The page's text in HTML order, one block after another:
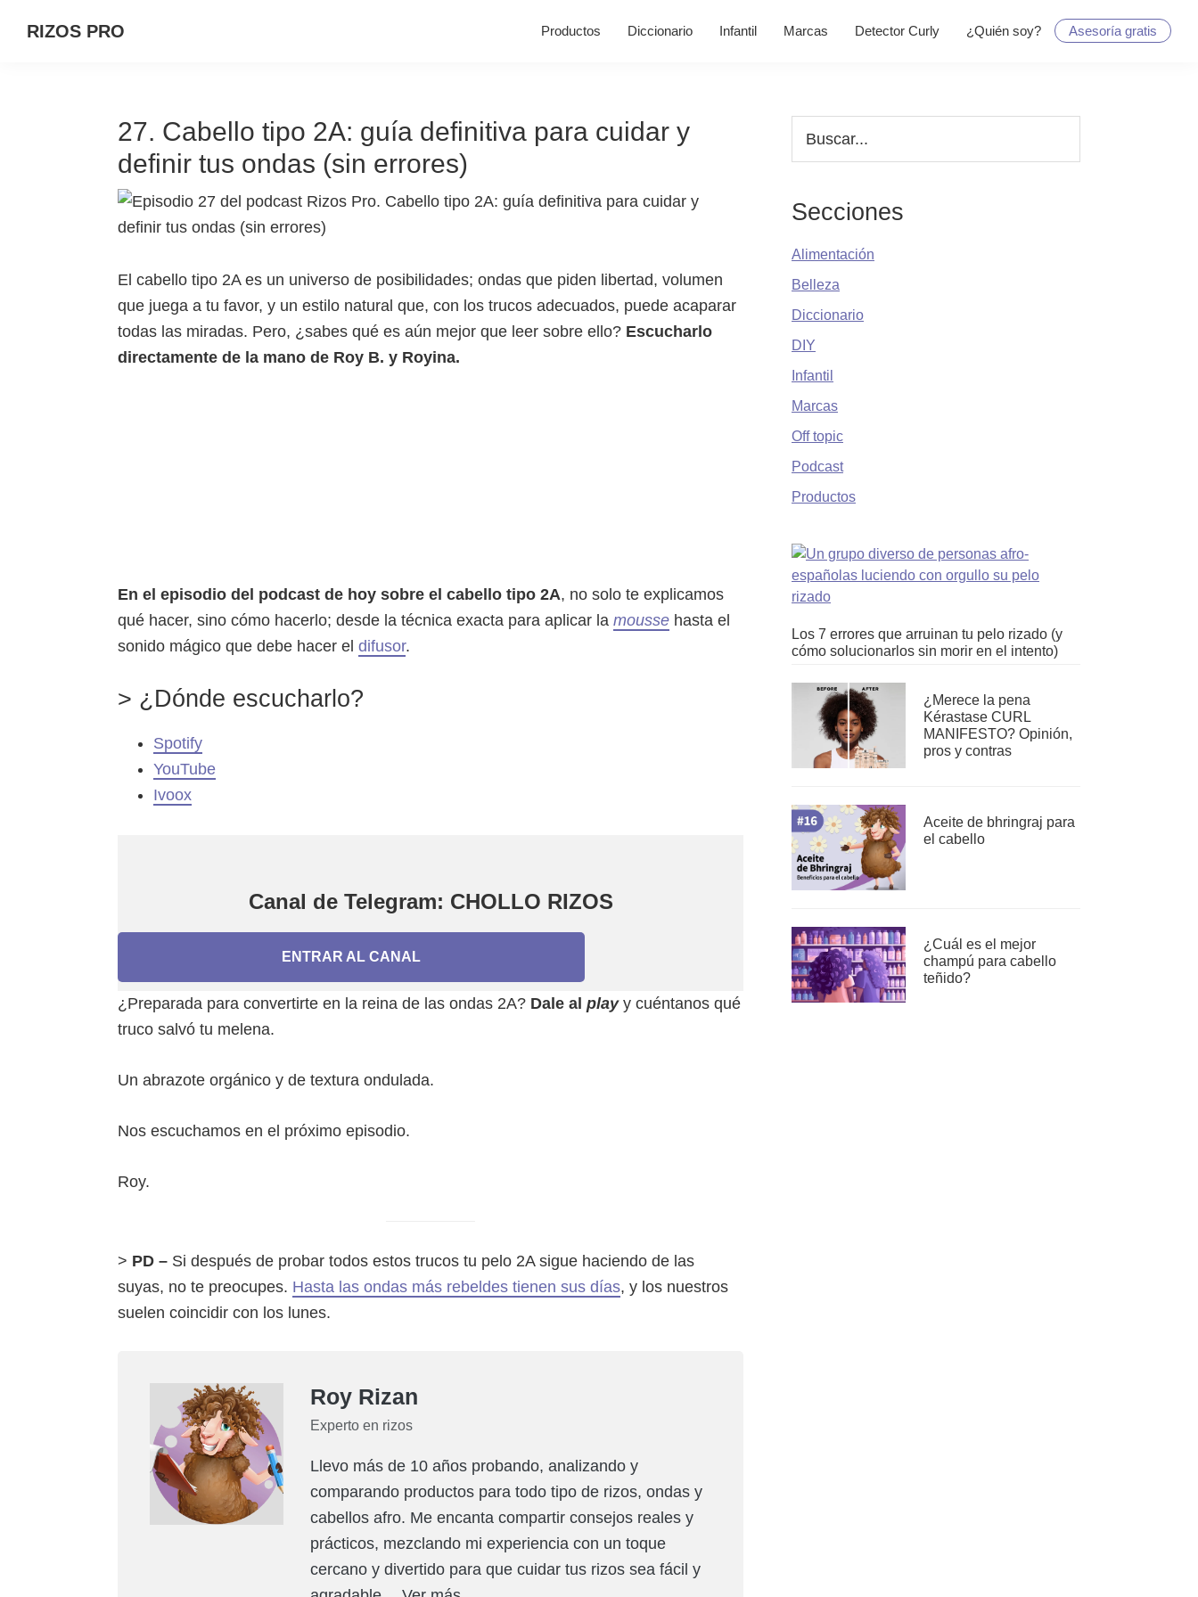
RIZOS PRO Productos Diccionario Infantil Marcas Detector Curly ¿Quién soy? Asesoría gratis
27. Cabello tipo 2A: guía definitiva para cuidar y
definir tus ondas (sin errores)
El cabello tipo 2A es un universo de posibilidades; ondas que piden libertad, volumen
que juega a tu favor, y un estilo natural que, con los trucos adecuados, puede acaparar
todas las miradas. Pero, ¿sabes qué es aún mejor que leer sobre ello? Escucharlo
directamente de la mano de Roy B. y Royina.
En el episodio del podcast de hoy sobre el cabello tipo 2A, no solo te explicamos
qué hacer, sino cómo hacerlo; desde la técnica exacta para aplicar la mousse hasta el
sonido mágico que debe hacer el difusor.
> ¿Dónde escucharlo?
Spotify
YouTube
Ivoox
Canal de Telegram: CHOLLO RIZOS
ENTRAR AL CANAL
¿Preparada para convertirte en la reina de las ondas 2A? Dale al playy cuéntanos qué
truco salvó tu melena.
Un abrazote orgánico y de textura ondulada.
Nos escuchamos en el próximo episodio.
Roy.
> PD – Si después de probar todos estos trucos tu pelo 2A sigue haciendo de las
suyas, no te preocupes. Hasta las ondas más rebeldes tienen sus días, y los nuestros
suelen coincidir con los lunes.
Roy Rizan
Experto en rizos
Llevo más de 10 años probando, analizando y
comparando productos para todo tipo de rizos, ondas y
cabellos afro. Me encanta compartir consejos reales y
prácticos, mezclando mi experiencia con un toque
cercano y divertido para que cuidar tus rizos sea fácil y
Barra
lateral
Secciones
Alimentación
Belleza
Diccionario
DIY
Infantil
Marcas
Off topic
Podcast
Productos
Los 7 errores que arruinan tu pelo rizado (y
cómo solucionarlos sin morir en el intento)
¿Merece la pena
Kérastase CURL
MANIFESTO? Opinión,
pros y contras
Aceite de bhringraj para
el cabello
¿Cuál es el mejor
champú para cabello
teñido?